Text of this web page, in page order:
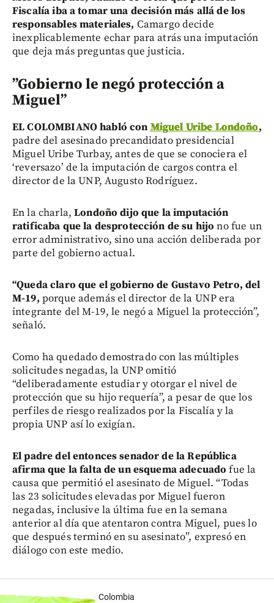
Fiscalía iba a tomar una decisión más allá de los
responsables materiales, Camargo decide
inexplicablemente echar para atrás una imputación
que deja más preguntas que justicia.
”Gobierno le negó protección a
Miguel”
EL COLOMBIANO habló con Miguel Uribe Londoño,
padre del asesinado precandidato presidencial
Miguel Uribe Turbay, antes de que se conociera el
‘reversazo’ de la imputación de cargos contra el
director de la UNP, Augusto Rodríguez.
En la charla,Londoño dijo que la imputación
ratificaba que la desprotección de su hijo no fue un
error administrativo, sino una acción deliberada por
parte del gobierno actual.
“Queda claro que el gobierno de Gustavo Petro, del
M-19, porque además el director de la UNP era
integrante del M-19, le negó a Miguel la protección”,
señaló.
Como ha quedado demostrado con las múltiples
solicitudes negadas, la UNP omitió
“deliberadamente estudiar y otorgar el nivel de
protección que su hijo requería”, a pesar de que los
perfiles de riesgo realizados por la Fiscalía y la
propia UNP así lo exigían.
El padre del entonces senador de la República
afirma que la falta de un esquema adecuado fue la
causa que permitió el asesinato de Miguel. “Todas
las 23 solicitudes elevadas por Miguel fueron
negadas, inclusive la última fue en la semana
anterior al día que atentaron contra Miguel, pues lo
que después terminó en su asesinato”, expresó en
diálogo con este medio.
Colombia